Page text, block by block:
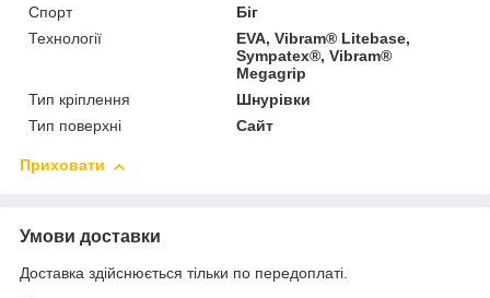
Спорт
Біг
Технології
EVA, Vibram® Litebase,
Sympatex®, Vibram®
Megagrip
Тип кріплення
Шнурівки
Тип поверхні
Сайт
Приховати
Умови доставки
Доставка здійснюється тільки по передоплаті.